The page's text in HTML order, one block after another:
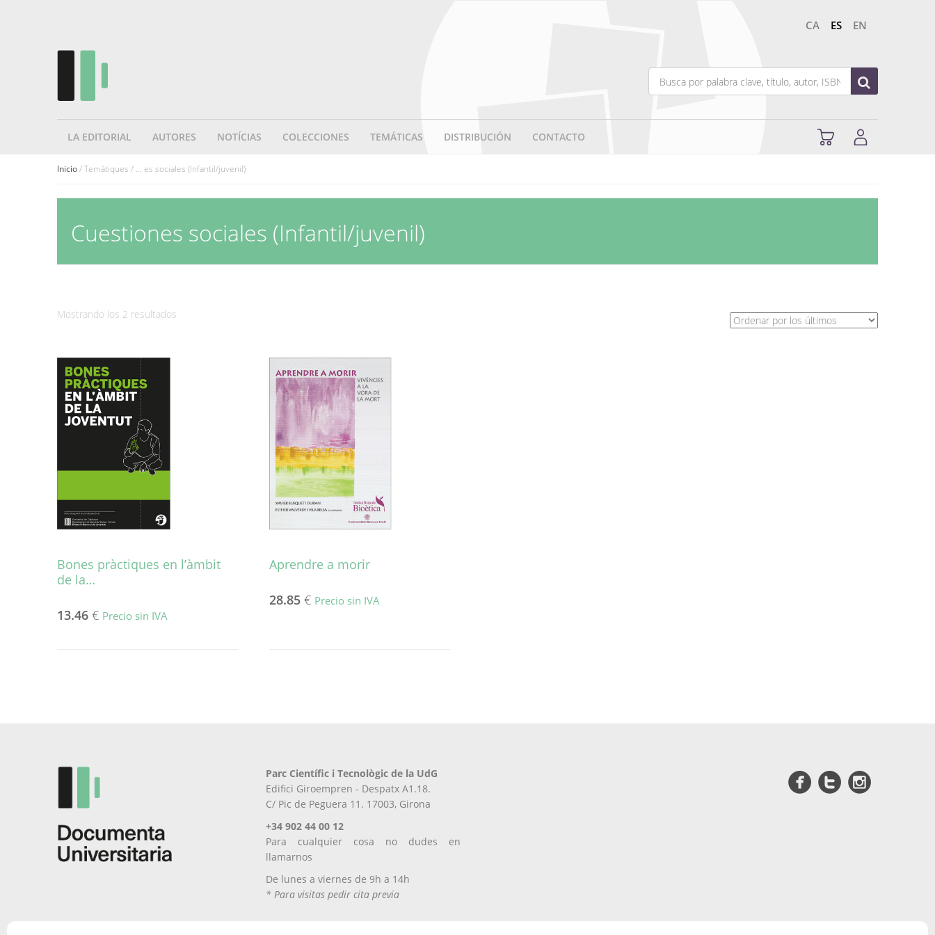
CA ES EN
LA EDITORIAL AUTORES NOTÍCIAS COLECCIONES TEMÁTICAS DISTRIBUCIÓN CONTACTO
Inicio/ Temàtiques / ... es sociales (Infantil/juvenil)
Cuestiones sociales (Infantil/juvenil)
Mostrando los 2 resultados
Bones pràctiques en l’àmbit
de la…
13.46 € Precio sin IVA
Aprendre a morir
28.85 € Precio sin IVA
Parc Científic i Tecnològic de la UdG
Edifici Giroempren - Despatx A1.18.
C/ Pic de Peguera 11. 17003, Girona
+34 902 44 00 12
Para cualquier cosa no dudes en
llamarnos
De lunes a viernes de 9h a 14h
* Para visitas pedir cita previa